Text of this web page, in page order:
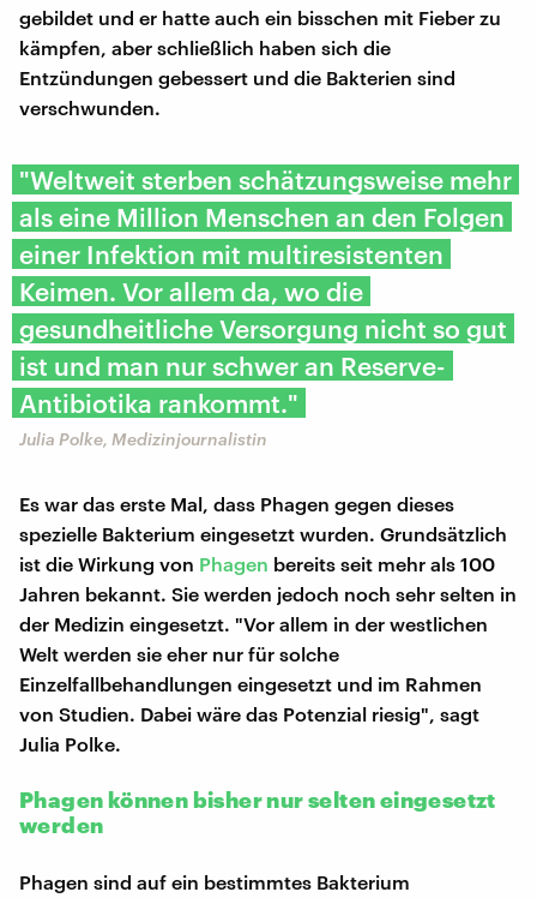
gebildet und er hatte auch ein bisschen mit Fieber zu
kämpfen, aber schließlich haben sich die
Entzündungen gebessert und die Bakterien sind
verschwunden.
"Weltweit sterben schätzungsweise mehr
als eine Million Menschen an den Folgen
einer Infektion mit multiresistenten
Keimen. Vor allem da, wo die
gesundheitliche Versorgung nicht so gut
ist und man nur schwer an Reserve-
Antibiotika rankommt."
Julia Polke, Medizinjournalistin
Es war das erste Mal, dass Phagen gegen dieses
spezielle Bakterium eingesetzt wurden. Grundsätzlich
ist die Wirkung von Phagen bereits seit mehr als 100
Jahren bekannt. Sie werden jedoch noch sehr selten in
der Medizin eingesetzt. "Vor allem in der westlichen
Welt werden sie eher nur für solche
Einzelfallbehandlungen eingesetzt und im Rahmen
von Studien. Dabei wäre das Potenzial riesig", sagt
Julia Polke.
Phagen können bisher nur selten eingesetzt
werden
Phagen sind auf ein bestimmtes Bakterium